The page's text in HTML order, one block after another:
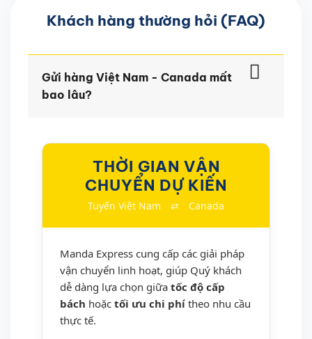
Khách hàng thường hỏi (FAQ)
Gửi hàng Việt Nam - Canada mất
bao lâu?
THỜI GIAN VẬN
CHUYỂN DỰ KIẾN
Tuyến Việt Nam ⇄ Canada
Manda Express cung cấp các giải pháp
vận chuyển linh hoạt, giúp Quý khách
dễ dàng lựa chọn giữa tốc độ cấp
bách hoặc tối ưu chi phí theo nhu cầu
thực tế.